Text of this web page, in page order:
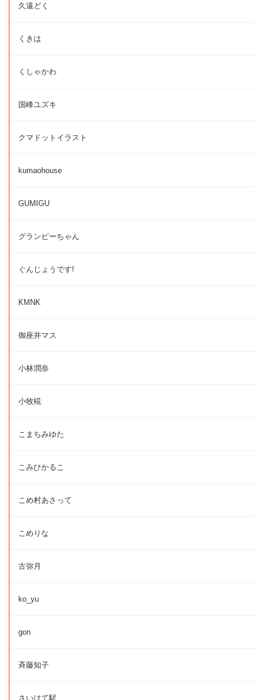
久遠どく
くきは
くしゃかわ
国峰ユズキ
クマドットイラスト
kumaohouse
GUMIGU
グランピーちゃん
ぐんじょうです!
KMNK
御座井マス
小林潤奈
小牧椛
こまちみゆた
こみひかるこ
こめ村あさって
こめりな
古弥月
ko_yu
gon
斉藤知子
さいはて駅